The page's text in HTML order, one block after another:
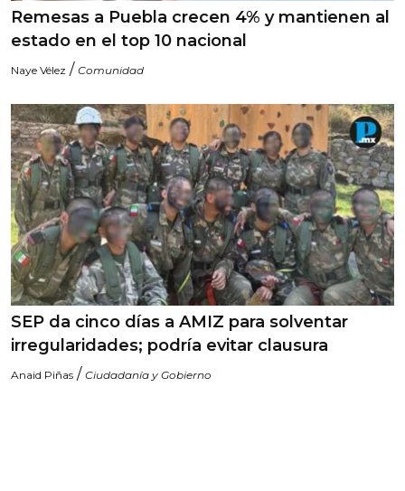
Remesas a Puebla crecen 4% y mantienen al
estado en el top 10 nacional
Naye Vélez / Comunidad
SEP da cinco días a AMIZ para solventar
irregularidades; podría evitar clausura
Anaid Piñas / Ciudadanía y Gobierno